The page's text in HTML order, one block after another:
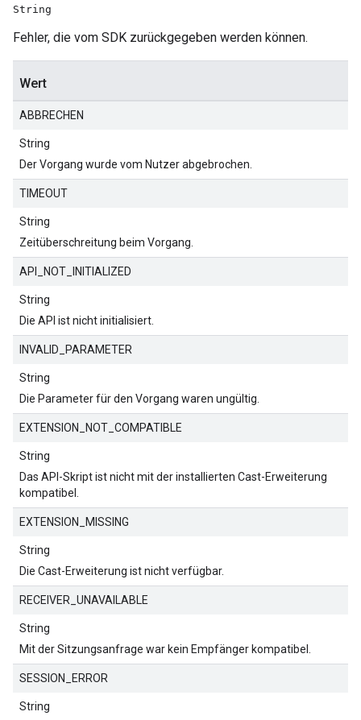
String
Fehler, die vom SDK zurückgegeben werden können.
Wert
ABBRECHEN
String
Der Vorgang wurde vom Nutzer abgebrochen.
TIMEOUT
String
Zeitüberschreitung beim Vorgang.
API_NOT_INITIALIZED
String
Die API ist nicht initialisiert.
INVALID_PARAMETER
String
Die Parameter für den Vorgang waren ungültig.
EXTENSION_NOT_COMPATIBLE
String
Das API-Skript ist nicht mit der installierten Cast-Erweiterung
kompatibel.
EXTENSION_MISSING
String
Die Cast-Erweiterung ist nicht verfügbar.
RECEIVER_UNAVAILABLE
String
Mit der Sitzungsanfrage war kein Empfänger kompatibel.
SESSION_ERROR
String